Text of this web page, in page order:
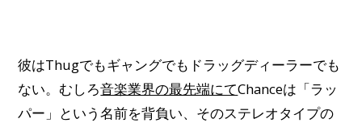
彼はThugでもギャングでもドラッグディーラーでも
ない。むしろ音楽業界の最先端にてChanceは「ラッ
パー」という名前を背負い、そのステレオタイプの